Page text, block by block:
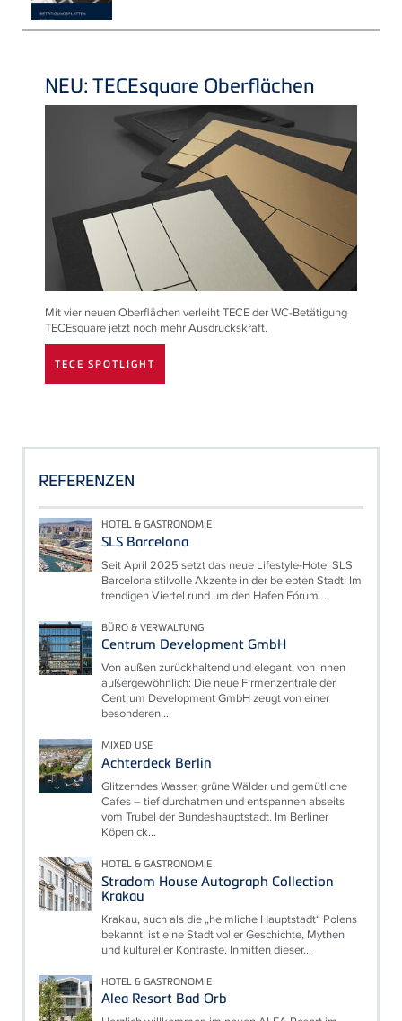
NEU: TECEsquare Oberflächen
Mit vier neuen Oberflächen verleihtTECEder WC-Betätigung
TECEsquare jetzt noch mehr Ausdruckskraft.
TECE SPOTLIGHT
REFERENZEN
HOTEL & GASTRONOMIE
SLS Barcelona
Seit April 2025 setzt das neue Lifestyle-Hotel SLS
Barcelona stilvolle Akzente in der belebten Stadt: Im
trendigen Viertel rund um den Hafen Fórum...
BÜRO & VERWALTUNG
Centrum Development GmbH
Von außen zurückhaltend und elegant, von innen
außergewöhnlich: Die neue Firmenzentrale der
Centrum Development GmbH zeugt von einer
besonderen...
MIXED USE
Achterdeck Berlin
Glitzerndes Wasser, grüne Wälder und gemütliche
Cafes – tief durchatmen und entspannen abseits
vom Trubel der Bundeshauptstadt. Im Berliner
Köpenick...
HOTEL & GASTRONOMIE
Stradom House Autograph Collection
Krakau
Krakau, auch als die „heimliche Hauptstadt“ Polens
bekannt, ist eine Stadt voller Geschichte, Mythen
und kultureller Kontraste. Inmitten dieser...
HOTEL & GASTRONOMIE
Alea Resort Bad Orb